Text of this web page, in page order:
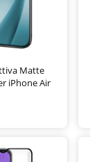
Matte
iPhone Air